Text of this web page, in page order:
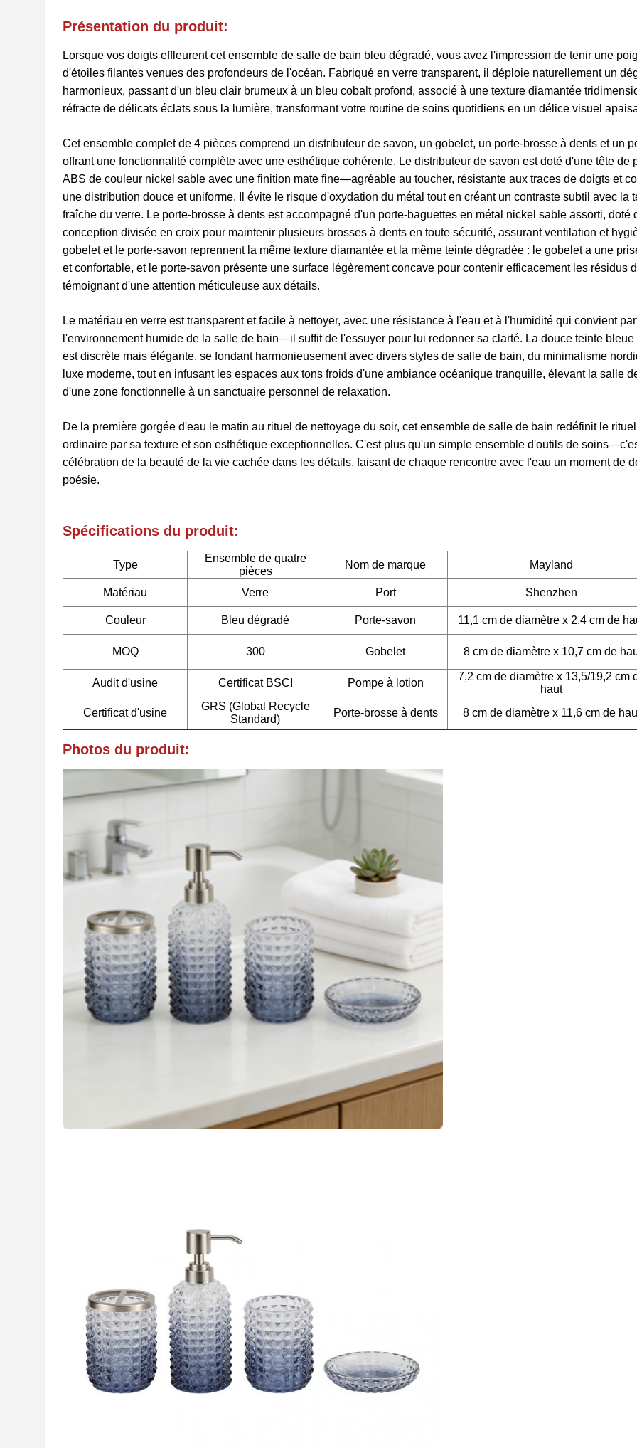
Présentation du produit:
Lorsque vos doigts effleurent cet ensemble de salle de bain bleu dégradé, vous avez l'impression de tenir une
d'étoiles filantes venues des profondeurs de l'océan. Fabriqué en verre transparent, il déploie naturellement un
harmonieux, passant d'un bleu clair brumeux à un bleu cobalt profond, associé à une texture diamantée
réfracte de délicats éclats sous la lumière, transformant votre routine de soins quotidiens en un délice visuel
Cet ensemble complet de 4 pièces comprend un distributeur de savon, un gobelet, un porte-brosse à dents et un
offrant une fonctionnalité complète avec une esthétique cohérente. Le distributeur de savon est doté d'une tête de
ABS de couleur nickel sable avec une finition mate fine—agréable au toucher, résistante aux traces de doigts et
une distribution douce et uniforme. Il évite le risque d'oxydation du métal tout en créant un contraste subtil avec la
fraîche du verre. Le porte-brosse à dents est accompagné d'un porte-baguettes en métal nickel sable assorti, doté
conception divisée en croix pour maintenir plusieurs brosses à dents en toute sécurité, assurant ventilation et
gobelet et le porte-savon reprennent la même texture diamantée et la même teinte dégradée : le gobelet a une
et confortable, et le porte-savon présente une surface légèrement concave pour contenir efficacement les résidus
témoignant d'une attention méticuleuse aux détails.
Le matériau en verre est transparent et facile à nettoyer, avec une résistance à l'eau et à l'humidité qui convient
l'environnement humide de la salle de bain—il suffit de l'essuyer pour lui redonner sa clarté. La douce teinte
est discrète mais élégante, se fondant harmonieusement avec divers styles de salle de bain, du minimalisme
luxe moderne, tout en infusant les espaces aux tons froids d'une ambiance océanique tranquille, élevant la salle
d'une zone fonctionnelle à un sanctuaire personnel de relaxation.
De la première gorgée d'eau le matin au rituel de nettoyage du soir, cet ensemble de salle de bain redéfinit le
ordinaire par sa texture et son esthétique exceptionnelles. C'est plus qu'un simple ensemble d'outils de
célébration de la beauté de la vie cachée dans les détails, faisant de chaque rencontre avec l'eau un moment de
poésie.
Spécifications du produit:
Type
Ensemble de quatre
pièces
Nom de marque Mayland
Matériau Verre Port Shenzhen
Couleur Bleu dégradé Porte-savon 11,1 cm de diamètre x 2,4 cm de
MOQ 300 Gobelet 8 cm de diamètre x 10,7 cm de
Audit d'usine Certificat BSCI Pompe à lotion
7,2 cm de diamètre x 13,5/19,2 cm
haut
Certificat d'usine
GRS (Global Recycle
Standard)
Porte-brosse à dents 8 cm de diamètre x 11,6 cm de
Photos du produit: